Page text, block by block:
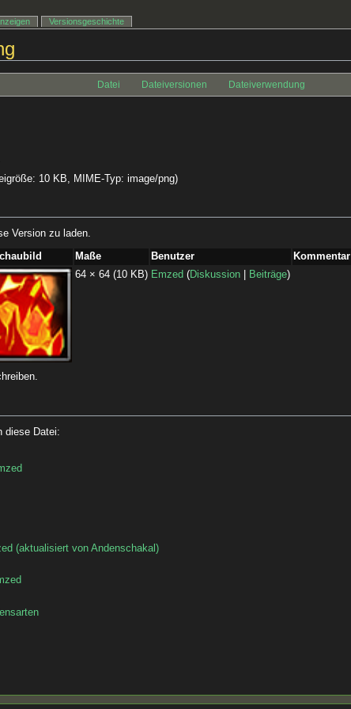
Datei Dateiversionen Dateiverwendung
10 KB, MIME-Typ:image/png)
Version zu laden.
Maße Benutzer
Kommentar
64 × 64(10 KB) Emzed (Diskussion Beiträge)
diese Datei:
(aktualisiert von Andenschakal)
Versionsgeschichte